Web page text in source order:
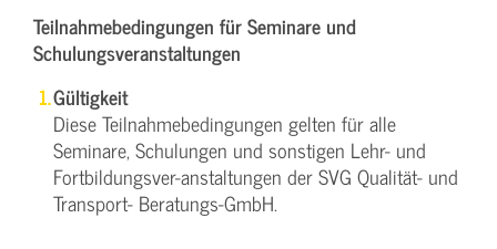
Teilnahmebedingungen für Seminare und
Schulungsveranstaltungen
Gültigkeit
Diese Teilnahmebedingungen gelten für alle
Seminare, Schulungen und sonstigen Lehr- und
Fortbildungsver-anstaltungen der SVG Qualität- und
Transport- Beratungs-GmbH.